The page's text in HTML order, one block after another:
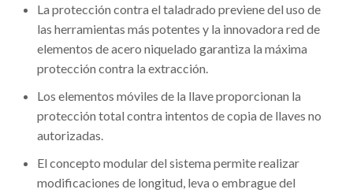
La protección contra el taladrado previene del uso de
las herramientas más potentes y la innovadora red de
elementos de acero niquelado garantiza la máxima
protección contra la extracción.
Los elementos móviles de la llave proporcionan la
protección total contra intentos de copia de llaves no
autorizadas.
El concepto modular del sistema permite realizar
modificaciones de longitud, leva o embrague del